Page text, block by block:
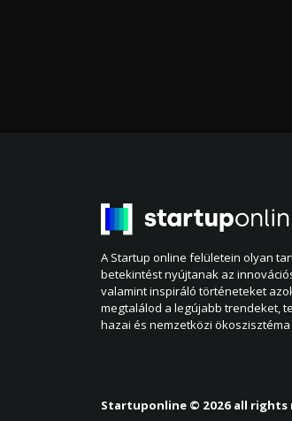
A Startup online felületein olyan
betekintést nyújtanak az
valamint inspiráló történeteket
megtalálod a legújabb trendeket,
hazai és nemzetközi
Startuponline © 2026 all rights